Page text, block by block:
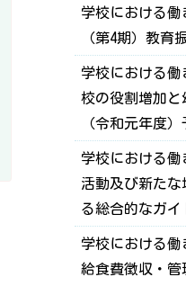
学校における働
（第4期）教育
学校における
校の役割増加と
（令和元年度
学校における
活動及び新た
る総合的なガイ
学校における
給食費徴収・管